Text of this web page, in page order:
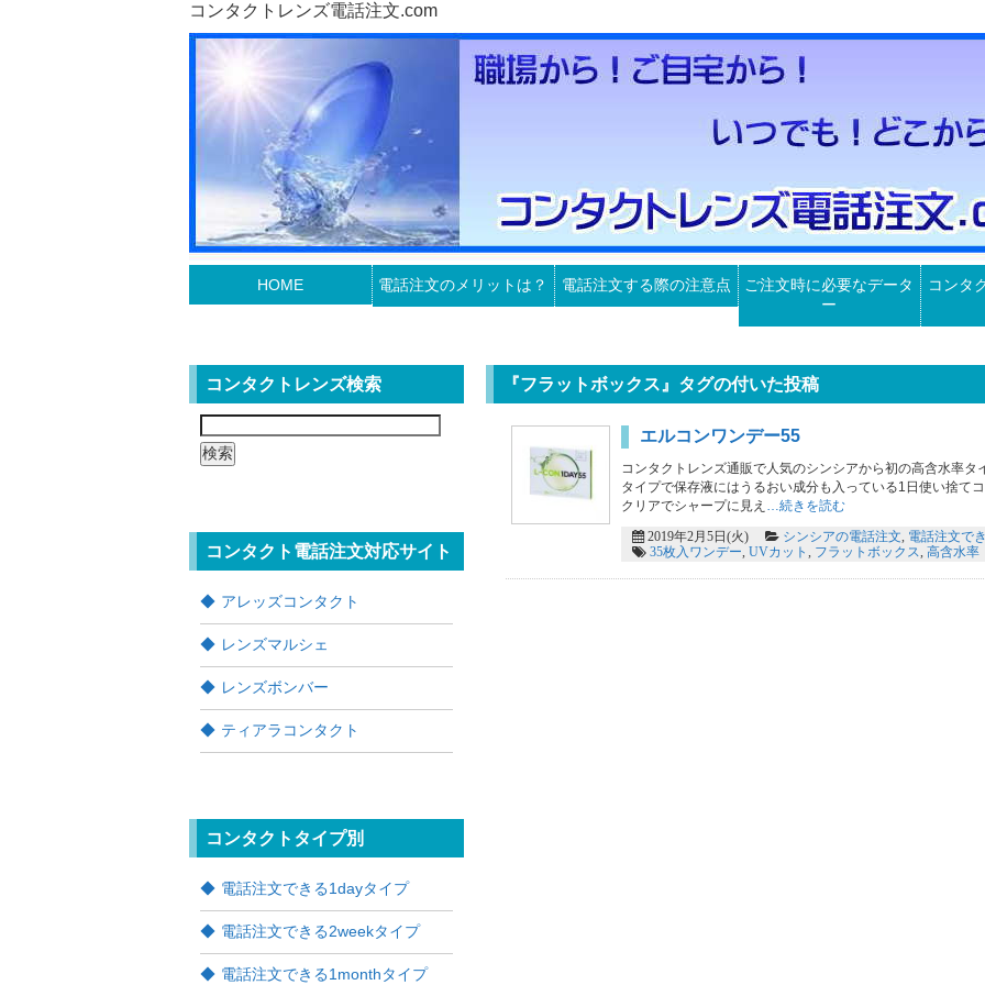
コンタクトレンズ電話注文.com
HOME 電話注文のメリットは？ 電話注文する際の注意点
ご注文時に必要なデータ
ー
コンタ
『フラットボックス』タグの付いた投稿
エルコンワンデー55
コンタクトレンズ通販で人気のシンシアから初の高含水率
タイプで保存液にはうるおい成分も入っている1日使い捨て
クリアでシャープに見え …続きを読む
2019年2月5日(火) シンシアの電話注文
電話注文で
35枚入ワンデー ,UVカット フラットボックス ,高含水率
コンタクトレンズ検索
検
索:
コンタクト電話注文対応サイト
アレッズコンタクト
レンズマルシェ
レンズボンバー
ティアラコンタクト
コンタクトタイプ別
電話注文できる1dayタイプ
電話注文できる2weekタイプ
電話注文できる1monthタイプ